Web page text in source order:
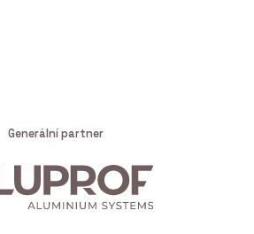
Generální partner